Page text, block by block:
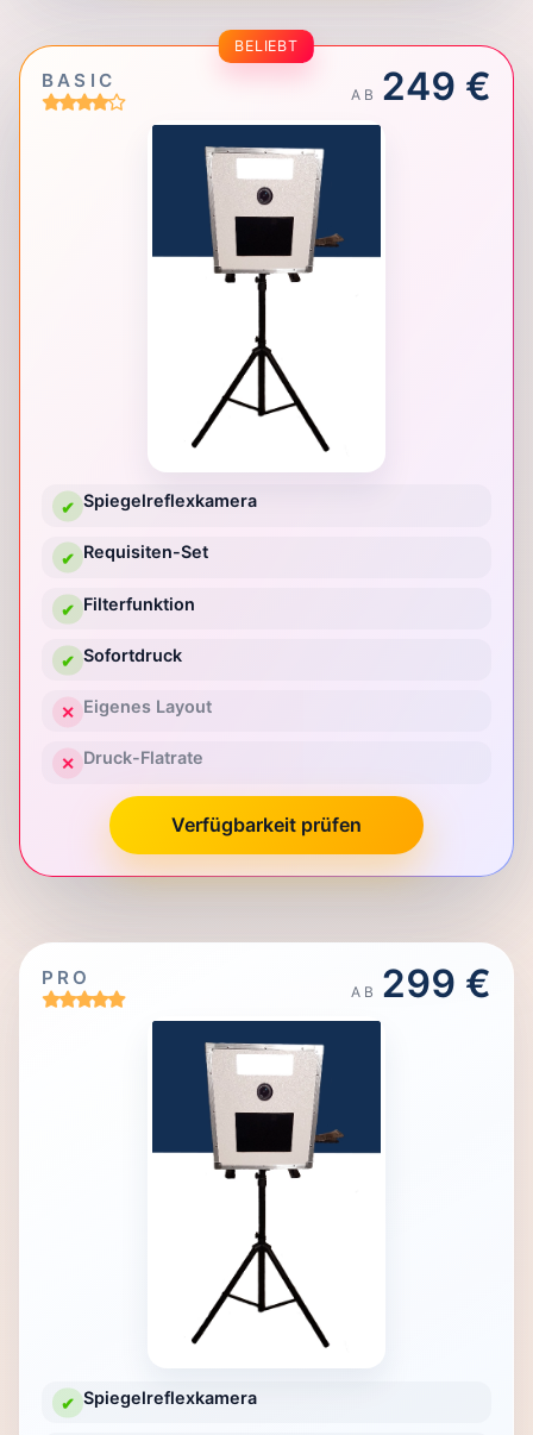
BELIEBT
BASIC
AB 249 €
✔ Spiegelreflexkamera
✔ Requisiten-Set
✔ Filterfunktion
✔ Sofortdruck
✕ Eigenes Layout
✕ Druck-Flatrate
Verfügbarkeit prüfen
PRO
AB 299 €
✔ Spiegelreflexkamera